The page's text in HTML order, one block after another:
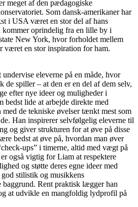
meget af den pædagogiske
Som dansk-amerikaner har
i USA været en stor del af hans
kommer oprindelig fra en lille by i
New York, hvor forholdet mellem
været en stor inspiration for ham.
eleverne på en måde, hvor
de spiller – at den er en del af dem selv,
efter nye ideer og muligheder i
lide at arbejde direkte med
de tekniske øvelser tænkt mest som
Han inspirerer selvfølgelig eleverne til
og giver strukturen for at øve på disse
bedst at øve på, hvordan man øver
ups” i timerne, altid med vægt på
også vigtig for Liam at respektere
og støtte deres egne ideer med
stilistik og musikkens
Rent praktisk lægger han
at udvikle en mangfoldig lydprofil på